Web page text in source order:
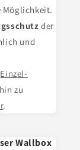
Möglichkeit.
der
und
Einzel-
zu
.
Wallbox